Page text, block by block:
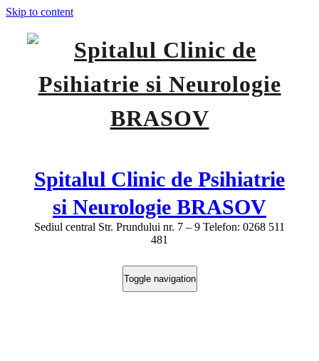
Skip to content
Spitalul Clinic de Psihiatrie
si Neurologie BRASOV
Sediul central Str. Prundului nr. 7 – 9 Telefon: 0268 511
481
Toggle navigation